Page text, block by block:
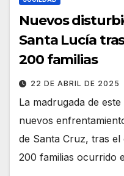
Nuevos
Santa Lucía
200 familias
22 DE ABRIL DE 2025
La madrugada de
nuevos
de Santa Cruz, tras el
200 familias ocurrido